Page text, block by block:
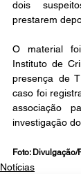
dois
prestarem
O material
Instituto de
presença de
caso foi
associação
investigação
Foto: Divulgação/
Notícias